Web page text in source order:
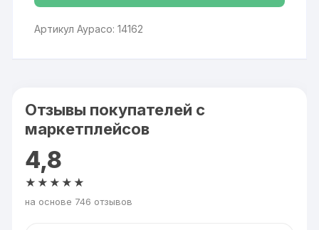
Артикул Аурасо: 14162
Отзывы покупателей с
маркетплейсов
4,8
★★★★★
на основе 746 отзывов